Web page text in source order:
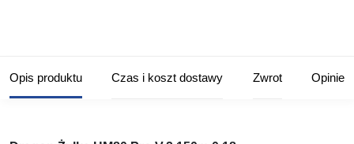
Opis produktu Czas i koszt dostawy Zwrot Opinie